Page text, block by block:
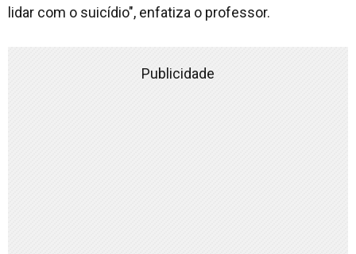
lidar com o suicídio", enfatiza o professor.
Publicidade